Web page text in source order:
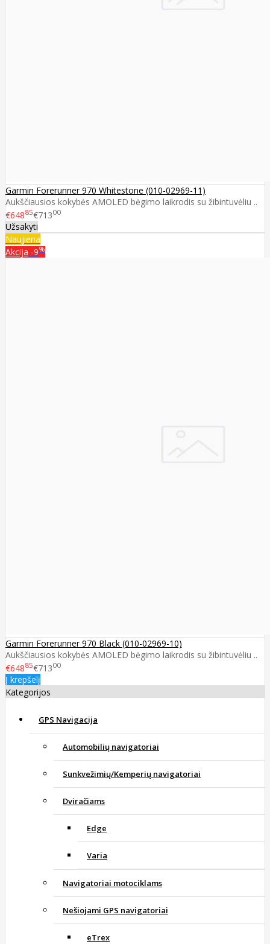
Garmin Forerunner 970 Whitestone (010-02969-11)
Aukščiausios kokybės AMOLED bėgimo laikrodis su žibintuvėliu ..
€64885€71300
Užsakyti
Naujiena
Akcija -9%
Garmin Forerunner 970 Black (010-02969-10)
Aukščiausios kokybės AMOLED bėgimo laikrodis su žibintuvėliu ..
€64885€71300
Į krepšelį
Kategorijos
GPS Navigacija
Automobilių navigatoriai
Sunkvežimių/Kemperių navigatoriai
Dviračiams
Edge
Varia
Navigatoriai motociklams
Nešiojami GPS navigatoriai
eTrex